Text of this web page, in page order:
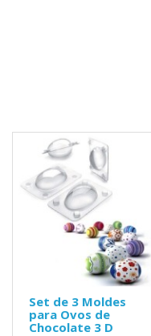
Set de 3 Moldes
para Ovos de
Chocolate 3 D